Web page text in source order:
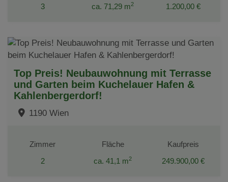
3
ca. 71,29 m2
1.200,00 €
Top Preis! Neubauwohnung mit Terrasse
und Garten beim Kuchelauer Hafen &
Kahlenbergerdorf!
1190 Wien
Zimmer
2
Fläche
ca. 41,1 m2
Kaufpreis
249.900,00 €